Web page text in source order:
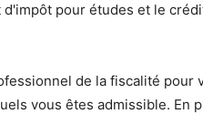
pour études et le
de la fiscalité pour
vous êtes admissible. En